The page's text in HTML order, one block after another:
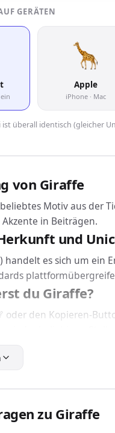
GERÄTEN
Apple
iPhone · Mac
überall identisch (gleicher
von Giraffe
Motiv aus der
in Beiträgen.
und
handelt es sich um ein
du Giraffe?
oder den Kopieren-
brauchst du dafür
von der
Giraffe
zu Giraffe